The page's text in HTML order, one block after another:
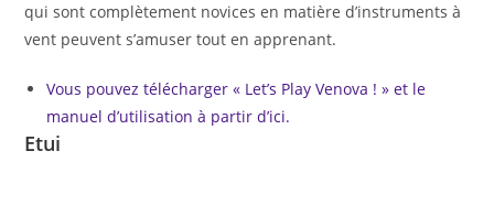
qui sont complètement novices en matière d’instruments à
vent peuvent s’amuser tout en apprenant.
Vous pouvez télécharger « Let’s Play Venova ! » et le
manuel d’utilisation à partir d’ici.
Etui